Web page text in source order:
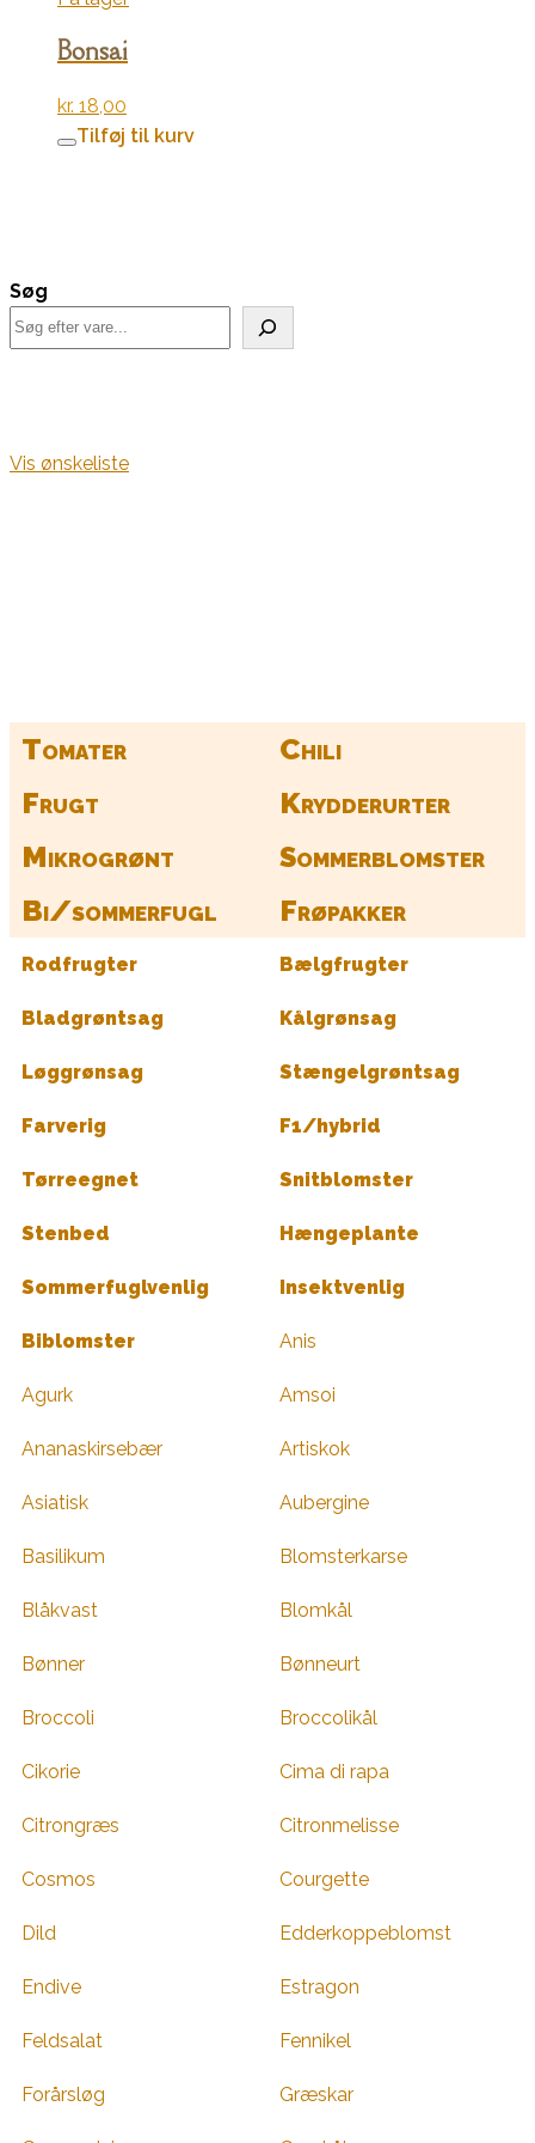
Bonsai
kr. 18,00
Tilføj til kurv
Søg
Vis ønskeliste
Tomater
Chili
Frugt
Krydderurter
Mikrogrønt
Sommerblomster
Bi/sommerfugl
Frøpakker
Rodfrugter Bælgfrugter
Bladgrøntsag Kålgrønsag
Løggrønsag Stængelgrøntsag
Farverig F1/hybrid
Tørreegnet Snitblomster
Stenbed Hængeplante
Sommerfuglvenlig Insektvenlig
Biblomster Anis
Agurk Amsoi
Ananaskirsebær Artiskok
Asiatisk Aubergine
Basilikum Blomsterkarse
Blåkvast Blomkål
Bønner Bønneurt
Broccoli Broccolikål
Cikorie Cima di rapa
Citrongræs Citronmelisse
Cosmos Courgette
Dild Edderkoppeblomst
Endive Estragon
Feldsalat Fennikel
Forårsløg Græskar